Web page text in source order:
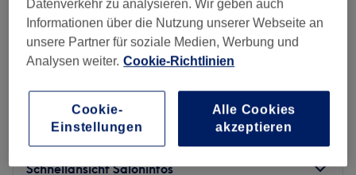
Casa Bellissima, Bad Soden am Taunus
4,2
7 Bewertungen
Bad Soden
Auf Karte anzeigen
Klebe Wimpern
10 Min.
Schnellansicht Saloninfos
Datenverkehr zu analysieren. Wir geben auch
Informationen über die Nutzung unserer Webseite an
unsere Partner für soziale Medien, Werbung und
Analysen weiter. Cookie-Richtlinien
Cookie-
Einstellungen
Alle Cookies
akzeptieren